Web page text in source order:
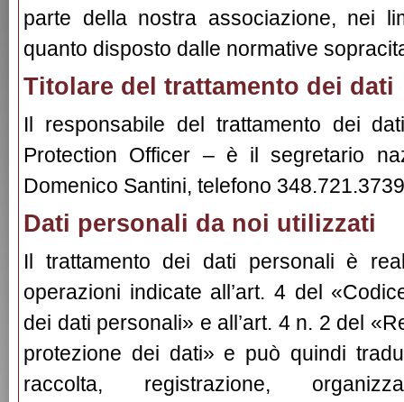
parte della nostra associazione, nei
quanto disposto dalle normative
Titolare del trattamento dei dati
Il responsabile del trattamento dei
Protection Officer – è il segretario
Domenico Santini, telefono
Dati personali da noi utilizzati
Il trattamento dei dati personali è
operazioni indicate all’art. 4 del
dei dati personali» e all’art. 4 n. 2 del
protezione dei dati» e può quindi
raccolta, registrazione,